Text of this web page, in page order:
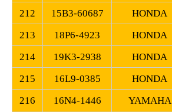
212 15B3-60687 HONDA
213
18P6-4923 HONDA
214
19K3-2938 HONDA
215
16L9-0385 HONDA
216
16N4-1446 YAMAHA